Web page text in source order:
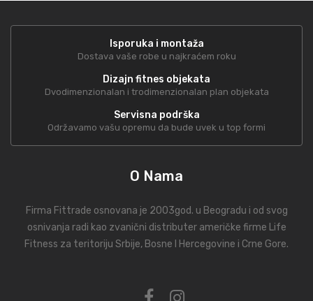
Isporuka i montaža
Dostava vaše robe u najkraćem roku
Dizajn fitnes objekata
Dvodimenzionalan i trodimenzionalan plan objekata
Servisna podrška
Održavamo vašu opremu da bude uvek u top formi
O Nama
Firma Fittrade osnovana je 2003god. u Beogradu i od svog
osnivanja radi kao zvanični distributer američke firme Life
Fitness za teritoriju Srbije, Bosne I Hercegovine i Crne Gore.